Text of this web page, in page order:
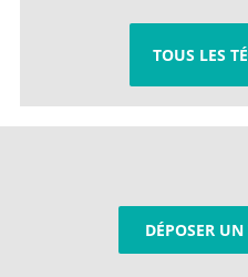
TOUS LES
DÉPOSER